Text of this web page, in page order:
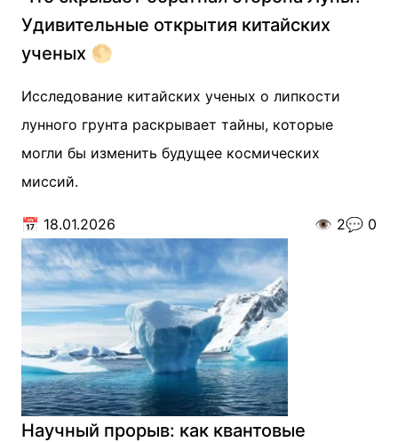
Удивительные открытия китайских
ученых 🌕
Исследование китайских ученых о липкости
лунного грунта раскрывает тайны, которые
могли бы изменить будущее космических
миссий.
📅 18.01.2026 👁️ 2💬 0
Научный прорыв: как квантовые